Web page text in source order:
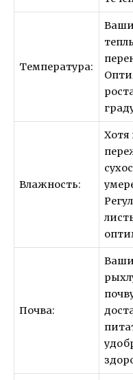
Температура:
Влажность:
Хотя
Почва: